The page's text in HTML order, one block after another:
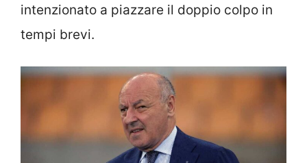
intenzionato a piazzare il doppio colpo in
tempi brevi.